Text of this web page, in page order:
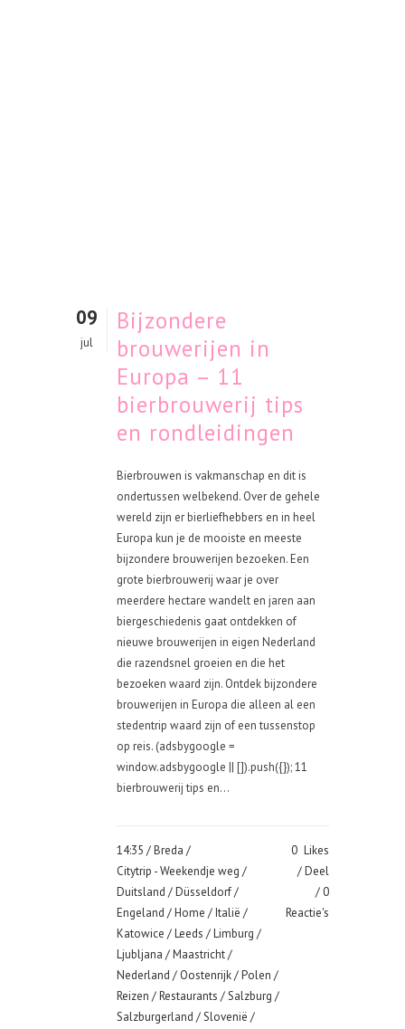
09
jul
Bijzondere
brouwerijen in
Europa – 11
bierbrouwerij tips
en rondleidingen
Bierbrouwen is vakmanschap en dit is
ondertussen welbekend. Over de gehele
wereld zijn er bierliefhebbers en in heel
Europa kun je de mooiste en meeste
bijzondere brouwerijen bezoeken. Een
grote bierbrouwerij waar je over
meerdere hectare wandelt en jaren aan
biergeschiedenis gaat ontdekken of
nieuwe brouwerijen in eigen Nederland
die razendsnel groeien en die het
bezoeken waard zijn. Ontdek bijzondere
brouwerijen in Europa die alleen al een
stedentrip waard zijn of een tussenstop
op reis. (adsbygoogle =
window.adsbygoogle || []).push({}); 11
bierbrouwerij tips en...
14:35 /Breda /
Citytrip - Weekendje weg /
Duitsland /Düsseldorf/
Engeland /Home /Italië /
Katowice /Leeds /Limburg /
Ljubljana /Maastricht/
Nederland / Oostenrijk/Polen /
Reizen /Restaurants /Salzburg /
Salzburgerland /Slovenië /
0 Likes
Deel
0
Reactie's